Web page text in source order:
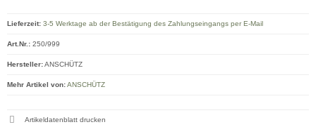
Lieferzeit: 3-5 Werktage ab der Bestätigung des Zahlungseingangs per E-Mail
Art.Nr.: 250/999
Hersteller:ANSCHÜTZ
Mehr Artikel von:ANSCHÜTZ
Artikeldatenblatt drucken